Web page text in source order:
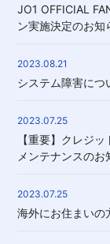
JO1 OFFICIAL
ン実施決定のお知
2023.08.21
システム障害につ
2023.07.25
【重要】クレジ
メンテナンスのお
2023.07.25
海外にお住まいの